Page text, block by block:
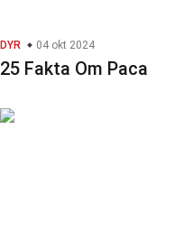
DYR 04 okt 2024
25 Fakta Om Paca